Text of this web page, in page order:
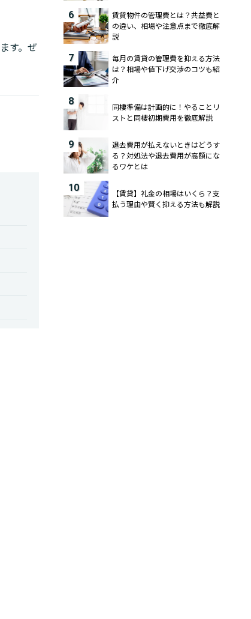
す。ぜ
6
賃貸物件の管理費とは？共益費と
の違い、相場や注意点まで徹底解
説
7
毎月の賃貸の管理費を抑える方法
は？相場や値下げ交渉のコツも紹
介
8
同棲準備は計画的に！やることリ
ストと同棲初期費用を徹底解説
9
退去費用が払えないときはどうす
る？対処法や退去費用が高額にな
るワケとは
10
【賃貸】礼金の相場はいくら？支
払う理由や賢く抑える方法も解説